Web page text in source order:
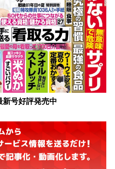
新号好評発売中